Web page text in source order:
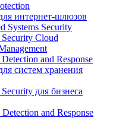
интернет-шлюзов
Systems Security
Cloud
and Response
систем хранения
для бизнеса
and Response